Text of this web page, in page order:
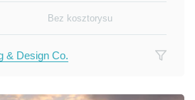
Bez kosztorysu
& Design Co.